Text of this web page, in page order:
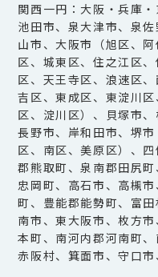
関西一円：大阪・兵庫
池田市、泉大津市、泉
山市、大阪市（旭区、
区、城東区、住之江区
区、天王寺区、浪速区
吉区、東成区、東淀川
区、淀川区）、貝塚市
長野市、岸和田市、堺
区、南区、美原区）、
郡熊取町、泉南郡田尻
忠岡町、高石市、高槻
町、豊能郡能勢町、富
南市、東大阪市、枚方
本町、南河内郡河南町
赤阪村、箕面市、守口市